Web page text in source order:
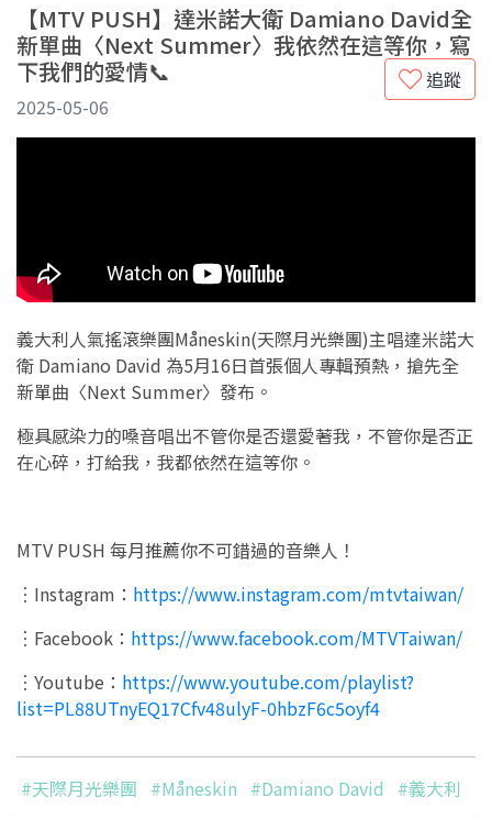
【MTV PUSH】達米諾大衛 Damiano David全
新單曲〈Next Summer〉我依然在這等你，寫
下我們的愛情📞
追蹤
2025-05-06
義大利人氣搖滾樂團Måneskin(天際月光樂團)主唱達米諾大
衛 Damiano David 為5月16日首張個人專輯預熱，搶先全
新單曲〈Next Summer〉發布。
極具感染力的嗓音唱出不管你是否還愛著我，不管你是否正
在心碎，打給我，我都依然在這等你。
MTV PUSH 每月推薦你不可錯過的音樂人！
︙Instagram： https://www.instagram.com/mtvtaiwan/
︙Facebook： https://www.facebook.com/MTVTaiwan/
︙Youtube： https://www.youtube.com/playlist?
list=PL88UTnyEQ17Cfv48ulyF-0hbzF6c5oyf4
#天際月光樂團 #Måneskin #Damiano David #義大利